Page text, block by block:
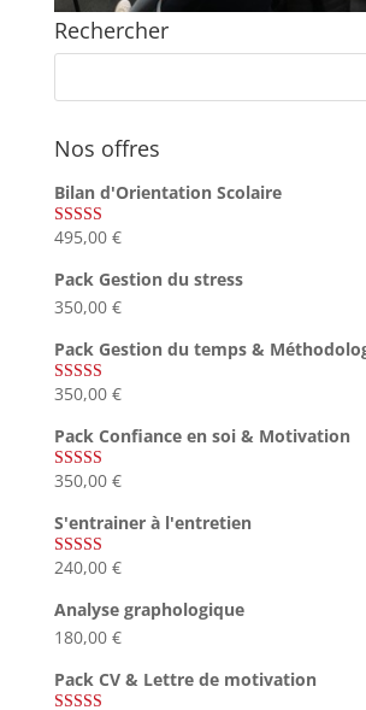
Rechercher
Nos offres
Bilan d'Orientation Scolaire
Note4.75
495,00 €
Pack Gestion du stress
350,00 €
Pack Gestion du temps &
Note5.00
350,00 €
Pack Confiance en soi & Motivation
Note5.00
350,00 €
S'entrainer à l'entretien
Note4.83
240,00 €
Analyse graphologique
180,00 €
Pack CV & Lettre de motivation